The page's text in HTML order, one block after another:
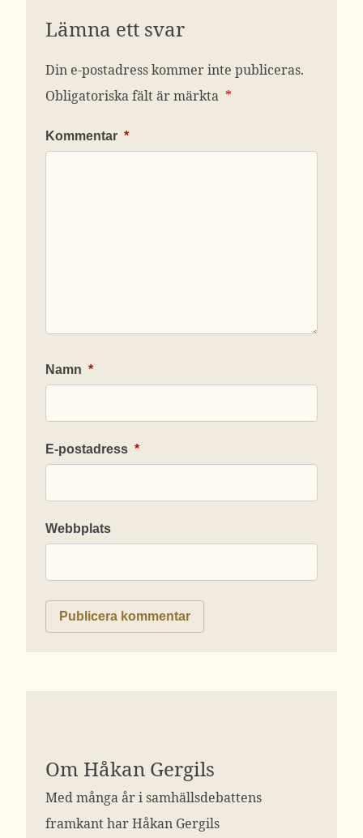
Lämna ett svar
Din e-postadress kommer inte publiceras.
Obligatoriska fält är märkta *
Kommentar *
Namn *
E-postadress *
Webbplats
Om Håkan Gergils
Med många år i samhällsdebattens
framkant har Håkan Gergils